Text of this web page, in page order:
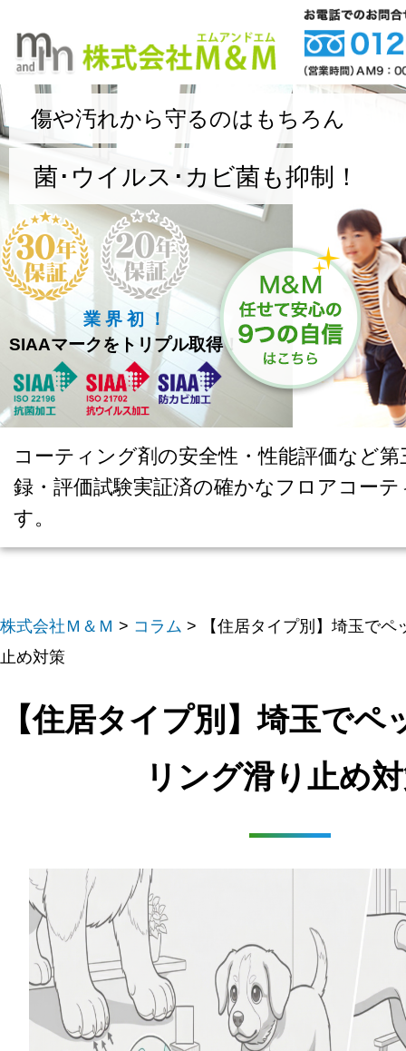
傷や汚れから守るのはもちろん
菌･ウイルス･カビ菌も抑制！
業 界 初 ！
SIAAマークをトリプル取得！
コーティング剤の安全性・性能評価など
録・評価試験実証済の確かなフロアコー
す。
株式会社Ｍ＆Ｍ > コラム >
【住居タイプ別】埼玉で
止め対策
【住居タイプ別】埼玉でペ
リング滑り止め